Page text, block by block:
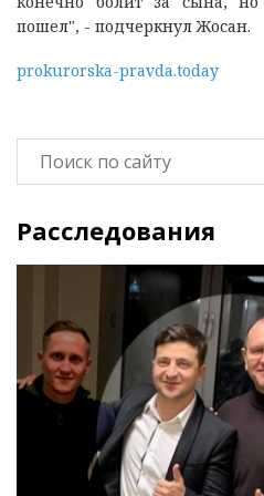
пошел", - подчеркнул Жосан.
prokurorska-pravda.today
Расследования